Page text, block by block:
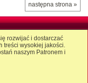
następna strona »
rozwijać i dostarczać
treści wysokiej jakości.
naszym Patronem i